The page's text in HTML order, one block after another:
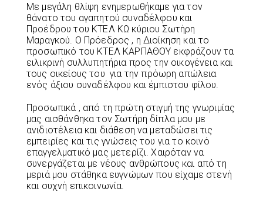
Με μεγάλη θλίψη ενημερωθήκαμε για τον
θάνατο του αγαπητού συναδέλφου και
Προέδρου του ΚΤΕΛ ΚΩ κύριου Σωτήρη
Μαραγκού. Ο Πρόεδρος , η Διοίκηση και το
προσωπικό του ΚΤΕΛ ΚΑΡΠΑΘΟΥ εκφράζουν τα
ειλικρινή συλλυπητήρια προς την οικογένεια και
τους οικείους του για την πρόωρη απώλεια
ενός άξιου συναδέλφου και έμπιστου φίλου.
Προσωπικά , από τη πρώτη στιγμή της γνωριμίας
μας αισθάνθηκα τον Σωτήρη δίπλα μου με
ανιδιοτέλεια και διάθεση να μεταδώσει τις
εμπειρίες και τις γνώσεις του για το κοινό
επαγγελματικό μας μετερίζι. Χαιρόταν να
συνεργάζεται με νέους ανθρώπους και από τη
μεριά μου στάθηκα ευγνώμων που είχαμε στενή
και συχνή επικοινωνία.